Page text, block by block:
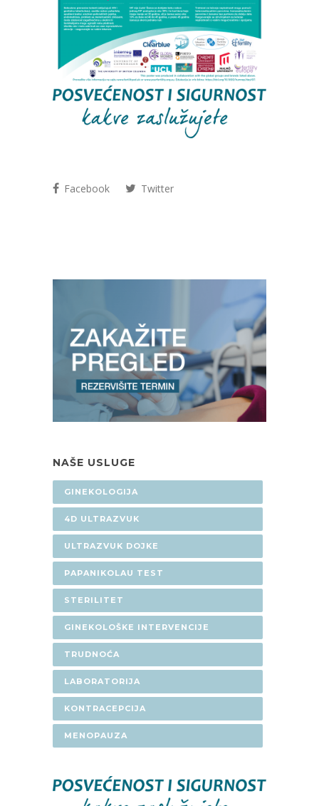
Facebook Twitter
NAŠE USLUGE
GINEKOLOGIJA
4D ULTRAZVUK
ULTRAZVUK DOJKE
PAPANIKOLAU TEST
STERILITET
GINEKOLOŠKE INTERVENCIJE
TRUDNOĆA
LABORATORIJA
KONTRACEPCIJA
MENOPAUZA